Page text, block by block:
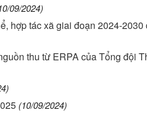
09/2024)
hợp tác xã giai đoạn 2024-2030
thu từ ERPA của Tổng đội
(10/09/2024)